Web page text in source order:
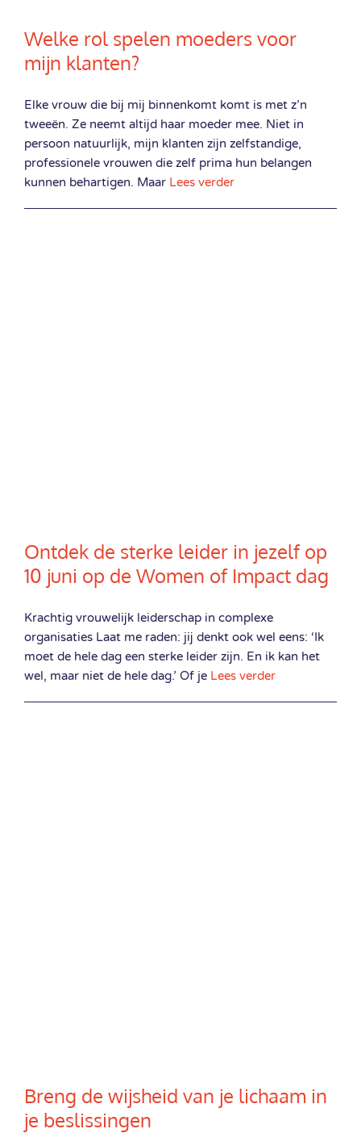
Welke rol spelen moeders voor
mijn klanten?
Elke vrouw die bij mij binnenkomt komt is met z’n
tweeën. Ze neemt altijd haar moeder mee. Niet in
persoon natuurlijk, mijn klanten zijn zelfstandige,
professionele vrouwen die zelf prima hun belangen
kunnen behartigen. Maar Lees verder
Ontdek de sterke leider in jezelf op
10 juni op de Women of Impact dag
Krachtig vrouwelijk leiderschap in complexe
organisaties Laat me raden: jij denkt ook wel eens: ‘Ik
moet de hele dag een sterke leider zijn. En ik kan het
wel, maar niet de hele dag.’ Of je Lees verder
Breng de wijsheid van je lichaam in
je beslissingen